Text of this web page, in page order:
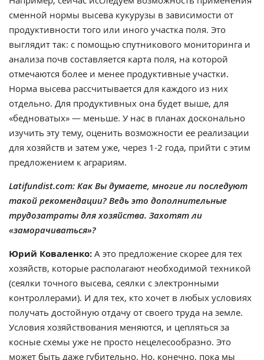
сменной нормы высева кукурузы в зависимости от
продуктивности того или иного участка поля. Это
выглядит так: с помощью спутникового мониторинга и
анализа почв составляется карта поля, на которой
отмечаются более и менее продуктивные участки.
Норма высева рассчитывается для каждого из них
отдельно. Для продуктивных она будет выше, для
«бедноватых» — меньше. У нас в планах досконально
изучить эту тему, оценить возможности ее реализации
для хозяйств и затем уже, через 1-2 года, прийти с этим
предложением к аграриям.
Latifundist.com: Как Вы думаете, многие ли последуют
такой рекомендации? Ведь это дополнительные
трудозатраты для хозяйства. Захотят ли
«заморачиваться»?
Юрий Коваленко: А это предложение скорее для тех
хозяйств, которые располагают необходимой техникой
(сеялки точного высева, сеялки с электронными
контроллерами). И для тех, кто хочет в любых условиях
получать достойную отдачу от своего труда на земле.
Условия хозяйствования меняются, и цепляться за
косные схемы уже не просто нецелесообразно. Это
может быть даже губительно. Но, конечно, пока мы